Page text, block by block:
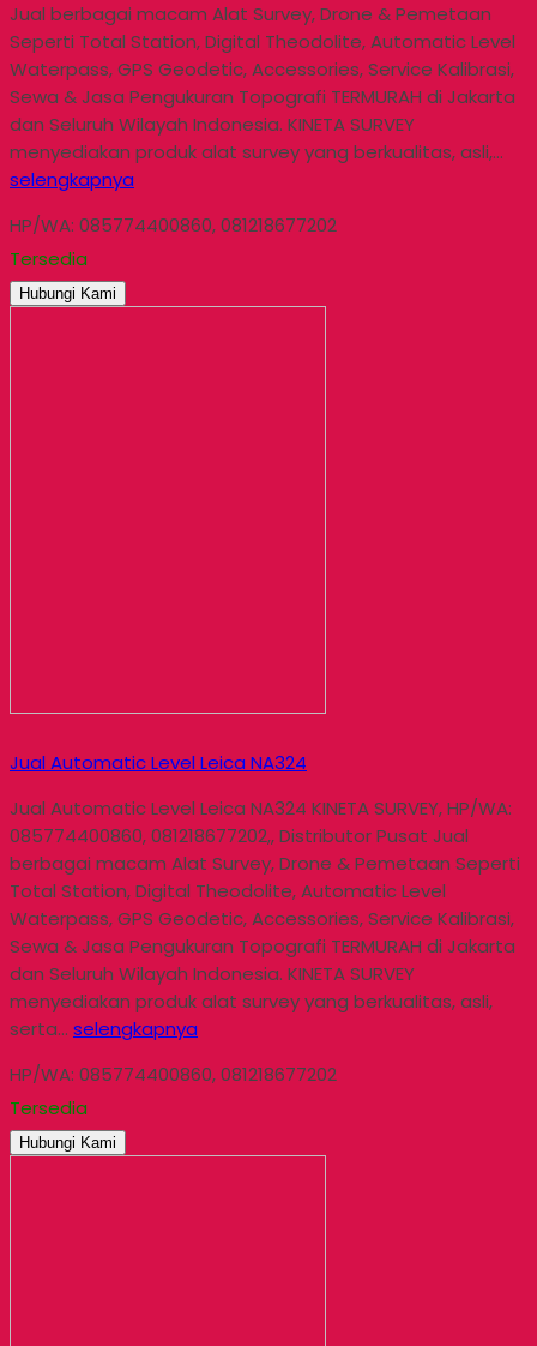
Jual berbagai macam Alat Survey, Drone & Pemetaan
Seperti Total Station, Digital Theodolite, Automatic Level
Waterpass, GPS Geodetic, Accessories, Service Kalibrasi,
Sewa & Jasa Pengukuran Topografi TERMURAH di Jakarta
dan Seluruh Wilayah Indonesia. KINETA SURVEY
menyediakan produk alat survey yang berkualitas, asli,…
selengkapnya
HP/WA: 085774400860, 081218677202
Tersedia
Hubungi Kami
Jual Automatic Level Leica NA324
Jual Automatic Level Leica NA324 KINETA SURVEY, HP/WA:
085774400860, 081218677202,, Distributor Pusat Jual
berbagai macam Alat Survey, Drone & Pemetaan Seperti
Total Station, Digital Theodolite, Automatic Level
Waterpass, GPS Geodetic, Accessories, Service Kalibrasi,
Sewa & Jasa Pengukuran Topografi TERMURAH di Jakarta
dan Seluruh Wilayah Indonesia. KINETA SURVEY
menyediakan produk alat survey yang berkualitas, asli,
serta… selengkapnya
HP/WA: 085774400860, 081218677202
Tersedia
Hubungi Kami